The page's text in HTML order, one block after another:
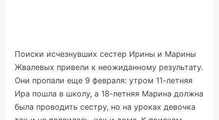
Поиски исчезнувших сестер Ирины и Марины
Жвалевых привели к неожиданному результату.
Они пропали еще 9 февраля: утром 11-летняя
Ира пошла в школу, а 18-летняя Марина должна
была проводить сестру, но на уроках девочка